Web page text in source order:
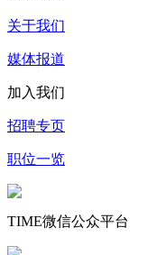
关于我们
媒体报道
加入我们
招聘专页
职位一览
TIME微信公众平台